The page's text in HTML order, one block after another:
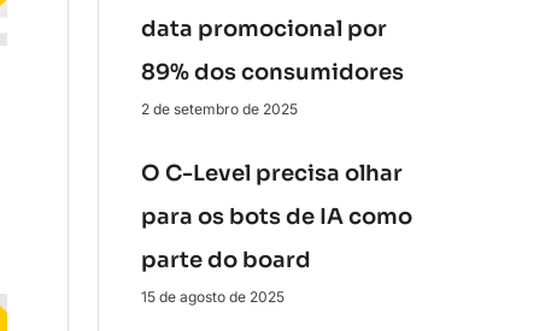
data promocional por
89% dos consumidores
2 de setembro de 2025
O C-Level precisa olhar
para os bots de IA como
parte do board
15 de agosto de 2025